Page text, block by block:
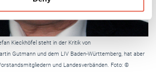
Impressum Datenschutz
Kieckhöfel steht in der Kritik von
Gutmann und dem LIV Baden-Württemberg, hat aber
und Landesverbänden. Foto: ©